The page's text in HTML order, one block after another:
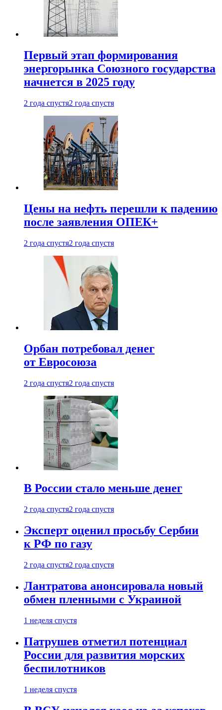
Первый этап формирования
энергорынка Союзного государства
начнется в 2025 году
2 года спустя2 года спустя
Цены на нефть перешли к падению
после заявления ОПЕК+
2 года спустя2 года спустя
Орбан потребовал денег
от Евросоюза
2 года спустя2 года спустя
В России стало меньше денег
2 года спустя2 года спустя
Эксперт оценил просьбу Сербии
к РФ по газу
2 года спустя2 года спустя
Лантратова анонсировала новый
обмен пленными с Украиной
1 неделя спустя
Патрушев отметил потенциал
России для развития морских
беспилотников
1 неделя спустя